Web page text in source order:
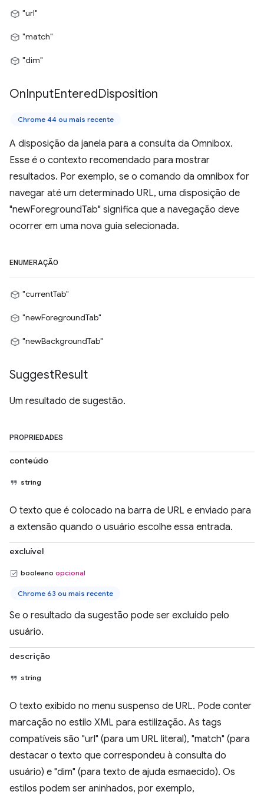
"url"
"match"
"dim"
OnInputEnteredDisposition
Chrome 44 ou mais recente
A disposição da janela para a consulta da Omnibox.
Esse é o contexto recomendado para mostrar
resultados. Por exemplo, se o comando da omnibox for
navegar até um determinado URL, uma disposição de
"newForegroundTab" significa que a navegação deve
ocorrer em uma nova guia selecionada.
ENUMERAÇÃO
"currentTab"
"newForegroundTab"
"newBackgroundTab"
SuggestResult
Um resultado de sugestão.
PROPRIEDADES
conteúdo
string
O texto que é colocado na barra de URL e enviado para
a extensão quando o usuário escolhe essa entrada.
excluível
booleano opcional
Chrome 63 ou mais recente
Se o resultado da sugestão pode ser excluído pelo
usuário.
descrição
string
O texto exibido no menu suspenso de URL. Pode conter
marcação no estilo XML para estilização. As tags
compatíveis são "url" (para um URL literal), "match" (para
destacar o texto que correspondeu à consulta do
usuário) e "dim" (para texto de ajuda esmaecido). Os
estilos podem ser aninhados, por exemplo,